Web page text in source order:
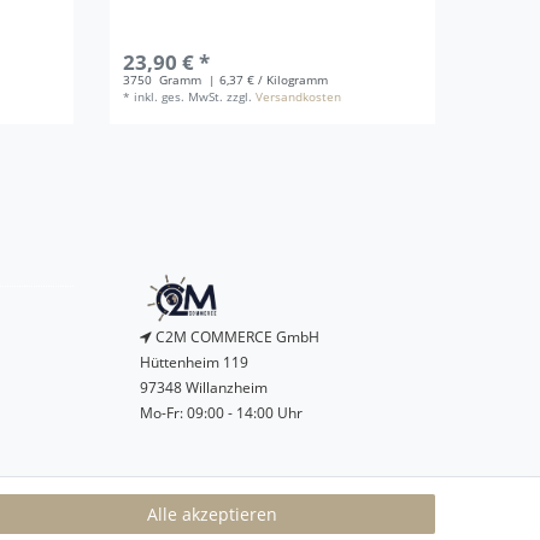
23,90 € *
3750 Gramm
| 6,37 € / Kilogramm
* inkl. ges. MwSt. zzgl.Versandkosten
C2M COMMERCE GmbH
Hüttenheim 119
97348 Willanzheim
Mo-Fr: 09:00 - 14:00 Uhr
Persönlich:093 26 - 97 97 90
Alle akzeptieren